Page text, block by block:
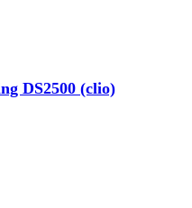
DS2500 (clio)